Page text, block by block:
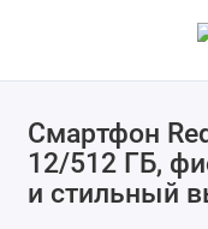
Смартфон
12/512 ГБ,
и стильный